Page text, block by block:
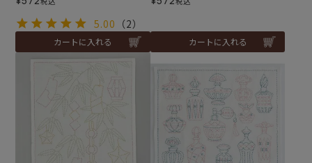
5.00 （2）
カートに入れる カートに入れる